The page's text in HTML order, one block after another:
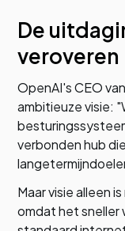
De
veroveren
OpenAI's CEO
ambitieuze visie:
verbonden hub
Maar visie alleen
omdat het